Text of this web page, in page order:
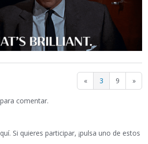
« 3 9 »
para comentar.
Si quieres participar, ¡pulsa uno de estos